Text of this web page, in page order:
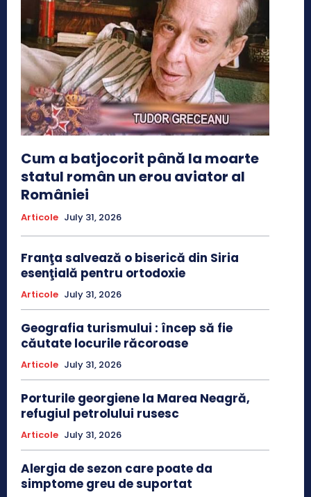
Cum a batjocorit până la moarte
statul român un erou aviator al
României
Articole July 31, 2026
Franţa salvează o biserică din Siria
esenţială pentru ortodoxie
Articole July 31, 2026
Geografia turismului : încep să fie
căutate locurile răcoroase
Articole July 31, 2026
Porturile georgiene la Marea Neagră,
refugiul petrolului rusesc
Articole July 31, 2026
Alergia de sezon care poate da
simptome greu de suportat